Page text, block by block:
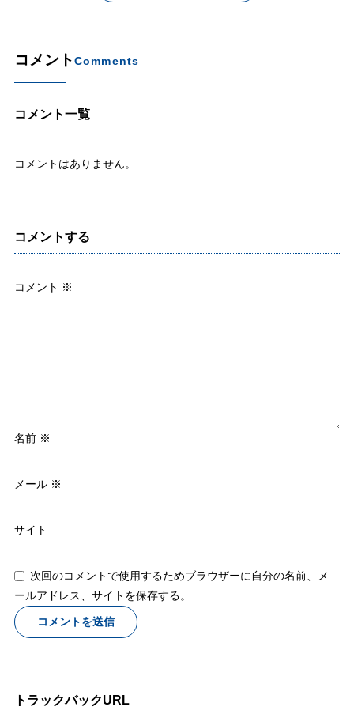
コメントComments
コメント一覧
コメントはありません。
コメントする
コメント ※
名前 ※
メール ※
サイト
次回のコメントで使用するためブラウザーに自分の名前、メ
ールアドレス、サイトを保存する。
トラックバックURL